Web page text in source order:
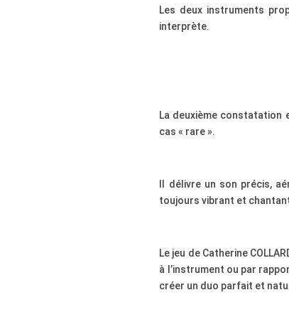
Les deux instruments
interprète.
La deuxième constatation
cas « rare ».
Il délivre un son précis,
toujours vibrant et
Le jeu de Catherine
à l’instrument ou par
créer un duo parfait et